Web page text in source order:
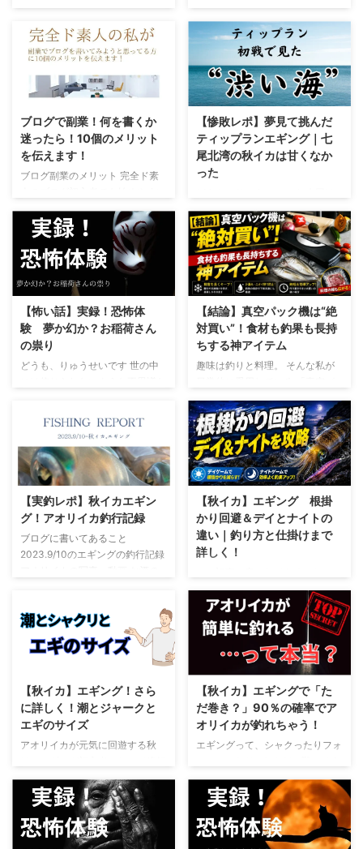
食べるのは妻と息子×2(猫はチュ
この見栄えがあればOK 思ったよ
りも切れ味がいいセリ ...
てました 大したことがない釣果
ですが記録として残します 内は
暴風、外はそよ風 石川県のアン
グラーで ...
リ 能登のライブカメラはこちら 9
月も後半に入り徐々に水温も落ち
う絶好の季節 ライトゲーム ショ
アジギング オフショア どのジャ
ンルも楽しいシーズンに入ります
一年のうちで一番楽しいシーズン
と言っても過言ではないでしょ
う！ ただこの季節には問題があ
ります 台風などの悪天候、それ
を踏まえて書いていきます！ 天
候に左右される季節 私もアング
ラーなのでよくわかりますが、休
日に向けての天気予 ...
ブログは自分の考えや経験、知識
を自由に発信できる場所 言い換
えれば、 ブログは、自分の「好
き」や「体験」を自由に発信でき
る自分だけの小さなステージ！誰
かの役に立ったり、「わか
る〜！」と共感してもらえたり、
時には新しい出会いが生まれるこ
とも 日記のように使ってもOK、
趣味を紹介してもOK！あなたの
言葉が、誰かの明日をちょっとだ
け明るくするかもしれません 本
屋でたまたま偶然に見かけた本が
きっかけ 私がブログを始めたき
っかけは、たまたま立ち寄った本
屋でヒトデさんの『ゆる副業のは
じめ ...
ブログで副業！何を書くか
迷ったら！10個のメリット
を伝えます！
ブログ副業のメリット 完全ド素
副業 初期費用があまり掛からな
い 趣味の発表の「場」が出来る
ブログを通じて同じ価値観の友人
が出来る 収益があるからモチベ
ーションが上がる 自分の好きな
事を副業に出来る ジャンル選択
は自由である 隙間の時間を有効
に使える パソコンに疎い人でも
パソコンの知識が自然と身に付く
ブログが「面白い」って言われた
ら舞い上がる どうも、りゅうせ
いです！ 今回はブログについて
ド素人の私がブログを始めてから
約5か月くらい経過しました ...
【惨敗レポ】夢見て挑んだ
ティップランエギング｜七
尾北湾の秋イカは甘くなか
った
七尾北湾から大口周辺にかけて念
願のティップランエギングに挑戦
してきました！ ……が、先に正直
に言っておきます。結果は――惨
敗。 むしろショア（陸）からの
方が釣れていたのでは…？と思う
ほど、渋い状況でした
それで
も、現場で感じた潮の動きや反応
など次につながるヒントもいくつ
かあったので、今回は話を一切盛
らずにリアルな釣行記をお届けし
ます
と 自信満々で挑戦したティップ
ラン初陣 ほんの少しだけ撮れた
アオリイカの勇姿 狙ってないの
に釣れてしまった良型高級魚 ...
【怖い話】実録！恐怖体
験 夢か幻か？お稲荷さん
の祟り
どうも、りゅうせいです 世の中
久しぶりに私の恐怖体験を書せて
頂きます 今回書かせて頂く話
は、とても不思議な話で今思い出
しても理解不能な体験でした… 私
は特異体質というわけでもなく、
今は霊感なんぞ全くないと思って
ますが、若い頃(20歳)にはそんな
力があったのかも知れません 見
えるというか感じるというか… 若
い頃はそんな力があることを何と
の夏、ある日のこと ...
【結論】真空パック機は“絶
対買い”！食材も釣果も長持
ちする神アイテム
趣味は釣りと料理。 そんな私が
ック機」 についてご紹介しま
す。 どちらも同じくらい夢中に
なって楽しんでいますが、そんな
釣りバカな私が「これは本当に便
利！」と胸を張っておすすめでき
るのが、この真空パック機なんで
す。 釣り人にとっては釣果を鮮
度抜群のまま保存できる必須アイ
テム。 そして料理好きにとって
も、食材の保存や下ごしらえに大
活躍する優れモノ。 つまり今回
は、釣り人だけでなく料理好きの
方にもぜひ読んでほしい記事にな
っています！ この記事はこんな
人向け 料理が趣味の人 イカの刺
【実釣レポ】秋イカエギン
グ！アオリイカ釣行記録
ブログに書いてあること
2023.9/10のエギングの釣行記録
記事は釣行記録です 釣り方うん
ぬんではなく、ただ楽しんだこと
しか書いてないですww 数投キャ
2023.9/9(土)～9/10(日)長潮→若
潮 エギングを開始したのは夕ま
づめあとの19：30頃 前半戦！釣
り開始から潮が微妙 全く潮が効
いてなくて、寧ろ当て潮じゃない
ですか？ ラインが張るどころか
テンションが抜ける潮…釣りしに
くい
...
【秋イカ】エギング 根掛
かり回避＆デイとナイトの
違い｜釣り方と仕掛けまで
詳しく！
ギを根掛かりさせない釣り方 デ
イエギングの釣り方(日中) ナイト
エギングの釣り方(夜間) エギを根
掛かりさせない釣り方 真剣に悩
んで悩んで、何度も手に取っては
戻して…ようやく決めたお気に入
りのエギ それなのに――釣り場
に着いて、記念すべき1投目でロ
スト… あの瞬間の心のダメージは
釣り人なら誰もがわかるはずです
だからこそ今回は、根掛かり
を減らす方法とロストを防ぐため
のポイント選びのコツをわかりや
すく解説します 真剣に悩んで悩
んで悩み抜いて買ったのに 釣り
場に着いて1投目でロ ...
【秋イカ】エギング！さら
に詳しく！潮とジャークと
エギのサイズ
アオリイカが元気に回遊する秋
のチャンス！ 「とりあえず投げ
て巻くだけ」でも釣れてしまう時
期ですが―― さらに一歩踏み込
めば、釣果はグッと安定してきま
今回は、秋イカをもっと
【秋イカ】エギングで「た
だ巻き？」90％の確率でア
オリイカが釣れちゃう！
エギングって、シャクったりフォ
そんなイメージありませんか？
でも実は、初心者でも驚くほど釣
果を出せる超シンプルな釣り方が
あるんです。 この記事では、私
自身が秋のアオリイカで実際に試